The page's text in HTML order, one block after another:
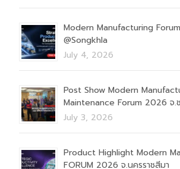
Modern Manufacturing
@Songkhla
July 4, 2026
Post Show Modern
Maintenance Forum 2026 จ.
July 3, 2026
Product Highlight Modern
FORUM 2026 จ.นครราชสีมา